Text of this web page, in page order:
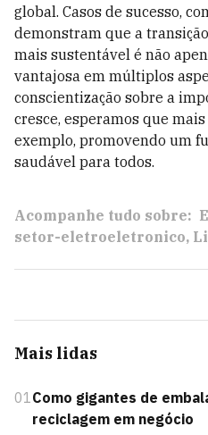
global. Casos de sucesso,
demonstram que a
mais sustentável é não
vantajosa em múltiplos
conscientização sobre a
cresce, esperamos que
exemplo, promovendo um
saudável para todos.
Acompanhe tudo sobre:
setor-eletroeletronico
Mais lidas
01Como gigantes de
reciclagem em negócio